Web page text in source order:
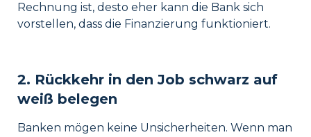
Rechnung ist, desto eher kann die Bank sich
vorstellen, dass die Finanzierung funktioniert.
2. Rückkehr in den Job schwarz auf
weiß belegen
Banken mögen keine Unsicherheiten. Wenn man